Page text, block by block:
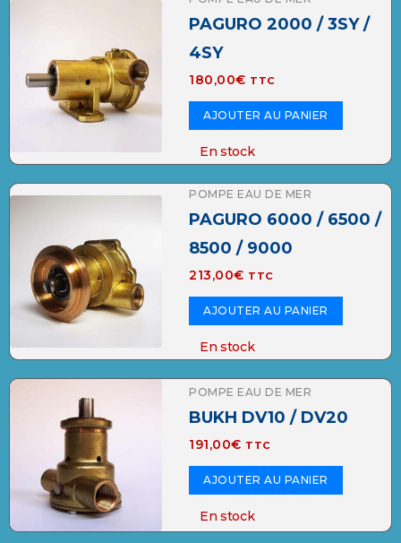
PAGURO 2000 / 3SY /
4SY
180,00€ TTC
En stock
AJOUTER AU PANIER
POMPE EAU DE MER
PAGURO 6000 / 6500 /
8500 / 9000
213,00€ TTC
En stock
AJOUTER AU PANIER
POMPE EAU DE MER
BUKH DV10 / DV20
191,00€ TTC
En stock
AJOUTER AU PANIER